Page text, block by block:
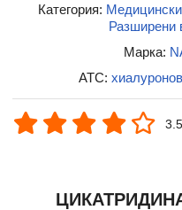
Категория:
Разширени
Марка:
ATC:
ЦИКАТРИДИНА